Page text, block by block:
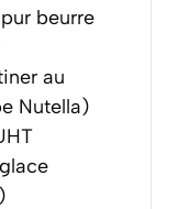
beurre
au
Nutella)